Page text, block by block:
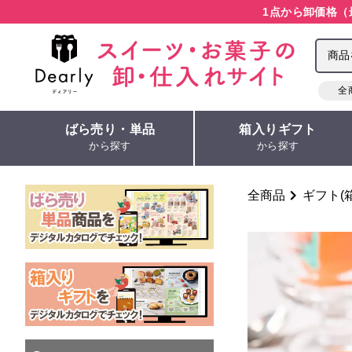
1点から卸価格
全
ばら売り・単品
から探す
箱入りギフト
から探す
全商品 ギフト(